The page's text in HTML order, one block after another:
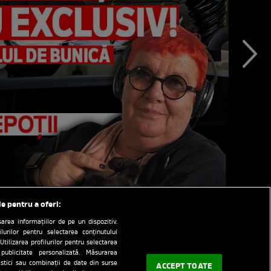
pentru a oferi:
informațiilor de pe un dispozitiv.
pentru selectarea conținutului
profilurilor pentru selectarea
personalizată. Măsurarea
sau combinații de date din surse
ACCEPT TOATE